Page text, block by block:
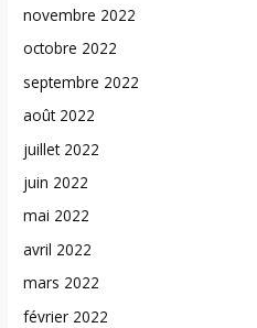
novembre 2022
octobre 2022
septembre 2022
août 2022
juillet 2022
juin 2022
mai 2022
avril 2022
mars 2022
février 2022